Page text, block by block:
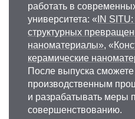
работать в
университета: « IN
структурных
наноматериалы», «
керамические
После выпуска сможете
производственным
и разрабатывать меры
совершенствованию.